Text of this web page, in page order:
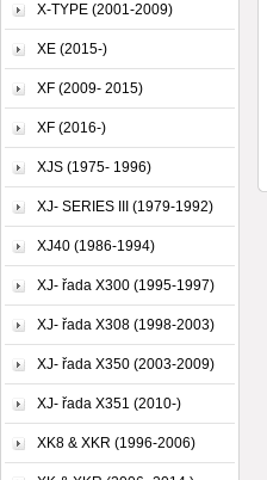
X-TYPE (2001-2009)
XE (2015-)
XF (2009- 2015)
XF (2016-)
XJS (1975- 1996)
XJ- SERIES III (1979-1992)
XJ40 (1986-1994)
XJ- řada X300 (1995-1997)
XJ- řada X308 (1998-2003)
XJ- řada X350 (2003-2009)
XJ- řada X351 (2010-)
XK8 & XKR (1996-2006)